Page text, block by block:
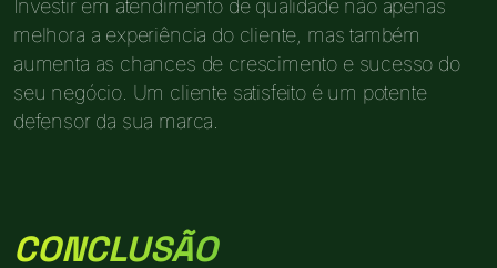
Investir em atendimento de qualidade não apenas
melhora a experiência do cliente, mas também
aumenta as chances de crescimento e sucesso do
seu negócio. Um cliente satisfeito é um potente
defensor da sua marca.
CONCLUSÃO